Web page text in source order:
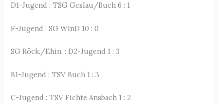
D1-Jugend : TSG Geslau/Buch 6 : 1
F-Jugend : SG WInD 10 : 0
SG Röck./Ehin. : D2-Jugend 1 : 3
B1-Jugend : TSV Buch 1 : 3
C-Jugend : TSV Fichte Ansbach 1 : 2